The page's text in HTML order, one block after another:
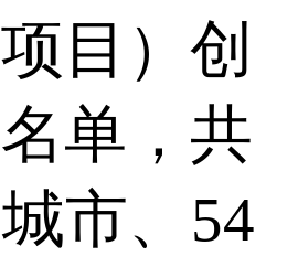
目）创
单，共
市、54